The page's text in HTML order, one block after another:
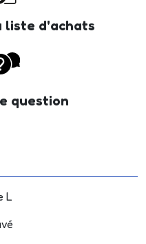
liste d'achats
question
L